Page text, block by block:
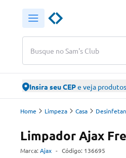
Busque no Sam's Club
Insira seu CEPe veja
Home Limpeza Casa
Limpador Ajax
Marca: Ajax - Código: 136695